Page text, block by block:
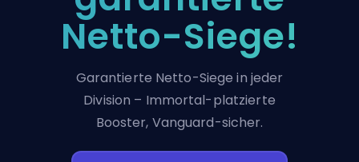
Netto-Siege!
Garantierte Netto-Siege in jeder
Division – Immortal-platzierte
Booster, Vanguard-sicher.